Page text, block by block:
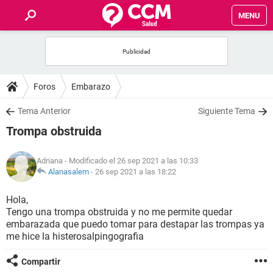
MENU
FOROS
SALUD
FAMILIA
NUTRICIÓN
BIENESTAR
SEXUALIDAD
GLOSARIO
Foros Embarazo
Tema Anterior Siguiente Tema
Trompa obstruida
Adriana - Modificado el 26 sep 2021 a las 10:33
Alanasalem - 26 sep 2021 a las 18:22
Hola,
Tengo una trompa obstruida y no me permite quedar
embarazada que puedo tomar para destapar las trompas ya
me hice la histerosalpingografia
Compartir